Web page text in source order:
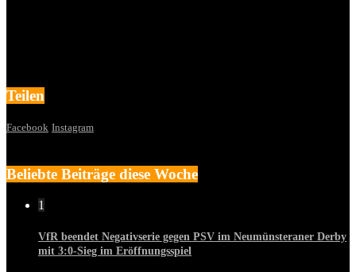
Teilen
Facebook Instagram
Beliebte Beiträge diese Woche
1
VfR beendet Negativserie gegen PSV im Neumünsteraner Derby
mit 3:0-Sieg im Eröffnungsspiel